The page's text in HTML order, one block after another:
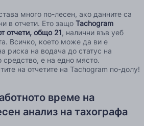
много по-лесен, ако данните са
в отчети. Ето защо Tachogram
отчети, общо 21, налични във уеб
Всичко, което може да ви е
риска на водача до статус на
средство, е на едно място.
на отчетите на Tachogram по-долу!
време на
анализ на тахографа